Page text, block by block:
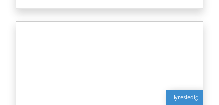
Hyresledig